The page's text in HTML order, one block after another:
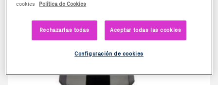
cookies
Política de Cookies
Rechazarlas todas Aceptar todas las cookies
Configuración de cookies